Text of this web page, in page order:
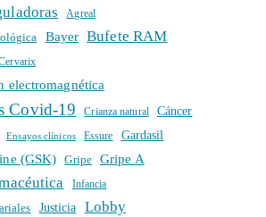
Agreal
Bayer Bufete RAM
electromagnética
Covid-19 Crianza natural Cáncer
Ensayos clínicos Essure Gardasil
(GSK) Gripe Gripe A
Infancia
Justicia Lobby